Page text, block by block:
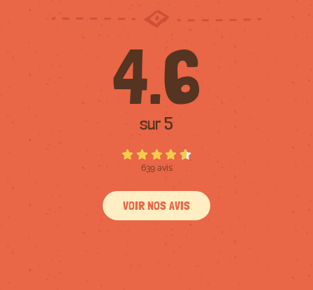
4.6
sur 5
639 avis
VOIR NOS AVIS